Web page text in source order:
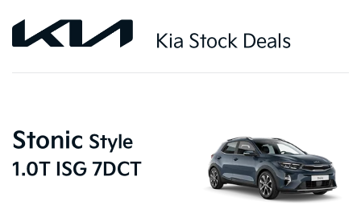
Kia Stock Deals
Stonic Style
1.0T ISG 7DCT